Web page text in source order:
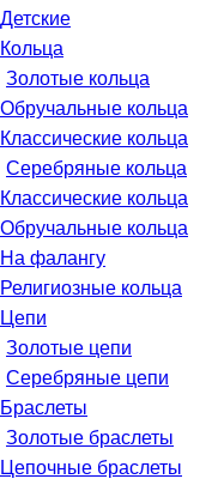
Детские
Кольца
Золотые кольца
Обручальные кольца
Классические кольца
Серебряные кольца
Классические кольца
Обручальные кольца
На фалангу
Религиозные кольца
Цепи
Золотые цепи
Серебряные цепи
Браслеты
Золотые браслеты
Цепочные браслеты